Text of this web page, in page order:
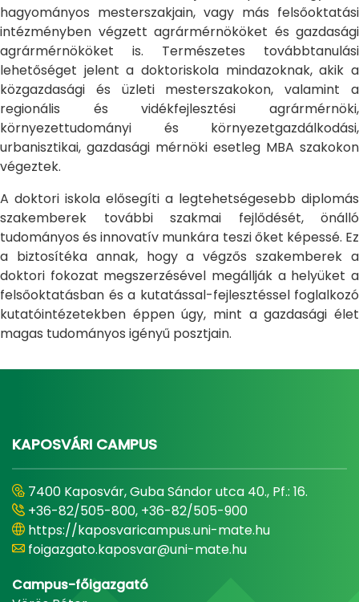
hagyományos mesterszakjain, vagy más felsőoktatási
intézményben végzett agrármérnököket és gazdasági
agrármérnököket is. Természetes továbbtanulási
lehetőséget jelent a doktoriskola mindazoknak, akik a
közgazdasági és üzleti mesterszakokon, valamint a
regionális és vidékfejlesztési agrármérnöki,
környezettudományi és környezetgazdálkodási,
urbanisztikai, gazdasági mérnöki esetleg MBA szakokon
végeztek.
A doktori iskola elősegíti a legtehetségesebb diplomás
szakemberek további szakmai fejlődését, önálló
tudományos és innovatív munkára teszi őket képessé. Ez
a biztosítéka annak, hogy a végzős szakemberek a
doktori fokozat megszerzésével megállják a helyüket a
felsőoktatásban és a kutatással-fejlesztéssel foglalkozó
kutatóintézetekben éppen úgy, mint a gazdasági élet
magas tudományos igényű posztjain.
KAPOSVÁRI CAMPUS
7400 Kaposvár, Guba Sándor utca 40., Pf.: 16.
+36-82/505-800, +36-82/505-900
https://kaposvaricampus.uni-mate.hu
foigazgato.kaposvar@uni-mate.hu
Campus-főigazgató